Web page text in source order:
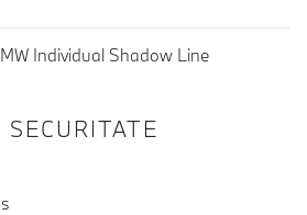
Individual Shadow Line